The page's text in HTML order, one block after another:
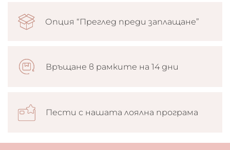
Опция “Преглед преди заплащане”
Връщане в рамките на 14 дни
Пести с нашата лоялна програма